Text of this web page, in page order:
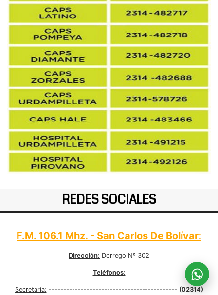
REDES SOCIALES
F.M. 106.1 Mhz. - San Carlos De Bolívar:
Dirección: Dorrego Nº 302
Teléfonos:
Secretaría: -------------------------------------------- (02314)